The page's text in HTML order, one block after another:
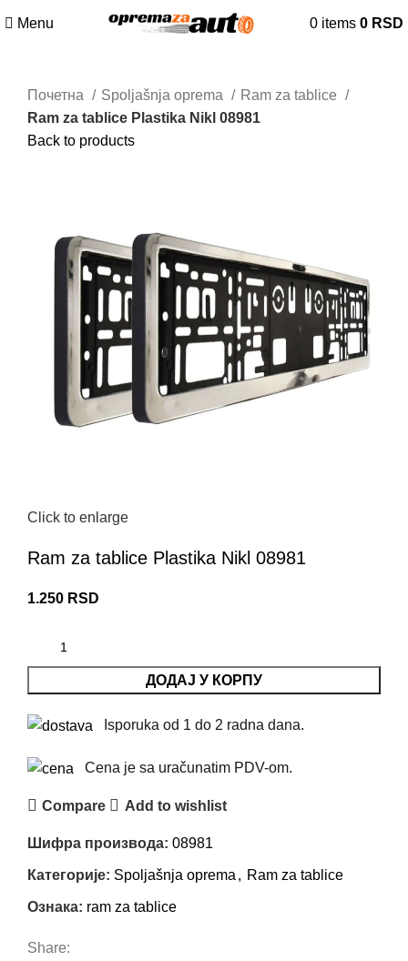
Menu 0 items 0 RSD
Почетна Spoljašnja oprema
Ram za tablice
Ram za tablice Plastika Nikl 08981
Back to products
Click to enlarge
Ram za tablice Plastika Nikl 08981
1.250 RSD
ДОДАЈ У КОРПУ
Isporuka od 1 do 2 radna dana.
Cena je sa uračunatim PDV-om.
Compare Add to wishlist
Шифра производа: 08981
Категорије: Spoljašnja oprema , Ram za tablice
Ознака: ram za tablice
Share: